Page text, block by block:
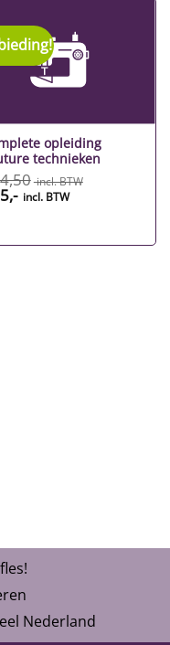
opleiding
technieken
Huidige
prijs
Nederland